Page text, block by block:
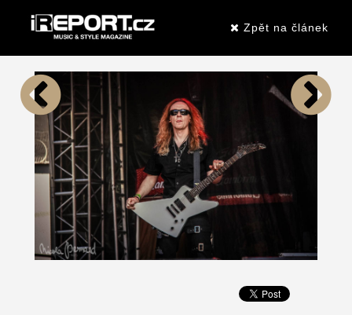
Zpět na článek